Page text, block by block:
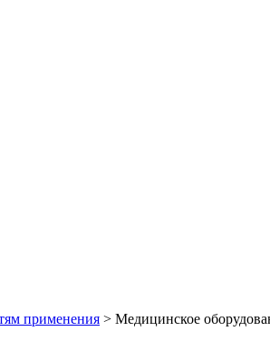
применения > Медицинское